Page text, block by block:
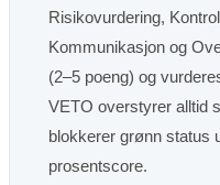
Risikovurdering,
Kommunikasjon og
(2–5 poeng) og
VETO overstyrer alltid
blokkerer grønn status
prosentscore.